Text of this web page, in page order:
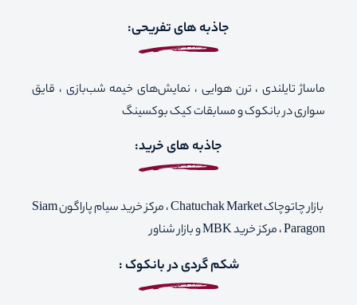
جاذبه های تفریحی:
ماساژ تایلندی ، ترن هوایی ، نمایش‌های خیمه شب‌بازی ، قایق
سواری در بانکوک و مسابقات کیک بوکسینگ
جاذبه های خرید:
بازار چاتوچاک Chatuchak Market ، مرکز خرید سیام پاراگون Siam
Paragon ، مرکز خرید MBK و بازار شناور
شکم گردی در بانکوک :